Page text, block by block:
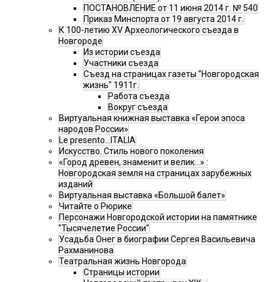
ПОСТАНОВЛЕНИЕ от 11 июня 2014 г. № 540
Приказ Минспорта от 19 августа 2014 г.
К 100-летию XV Археологического съезда в
Новгороде
Из истории съезда
Участники съезда
Cъезд на страницах газеты "Новгородская
жизнь" 1911г.
Работа съезда
Вокруг съезда
Виртуальная книжная выставка «Герои эпоса
народов России»
Le presento...ITALIA
Искусство. Стиль нового поколения
«Город древен, знаменит и велик…» :
Новгородская земля на страницах зарубежных
изданий
Виртуальная выставка «Большой балет»
Читайте о Рюрике
Персонажи Новгородской истории на памятнике
"Тысячелетие России"
Усадьба Онег в биографии Сергея Васильевича
Рахманинова
Театральная жизнь Новгорода
Страницы истории